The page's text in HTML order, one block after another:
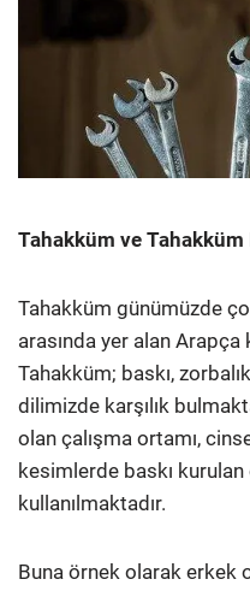
Tahakküm ve Tahakküm
Tahakküm günümüzde
arasında yer alan
Tahakküm; baskı,
dilimizde karşılık
olan çalışma ortamı,
kesimlerde baskı
kullanılmaktadır.
Buna örnek olarak erkek